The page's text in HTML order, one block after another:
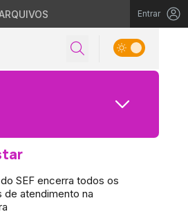
Entrar
SEF encerra todos os
de atendimento na